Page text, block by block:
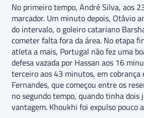
No primeiro tempo, André Silva, aos
marcador. Um minuto depois, Otávio
do intervalo, o goleiro catariano
cometer falta fora da área. No etapa
atleta a mais, Portugal não fez uma
defesa vazada por Hassan aos 16
terceiro aos 43 minutos, em
Fernandes, que começou entre os
no segundo tempo, quando tinha dois
vantagem. Khoukhi foi expulso pouco